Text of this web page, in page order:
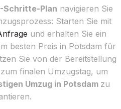
Schritte-Plan navigieren Sie
Starten Sie mit
und erhalten Sie ein
besten Preis in Potsdam für
Sie von der Bereitstellung
finalen Umzugstag, um
Umzug in Potsdam zu